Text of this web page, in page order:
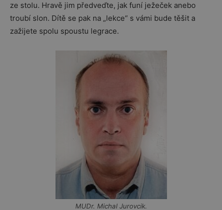
ze stolu. Hravě jim předveďte, jak funí ježeček anebo
troubí slon. Dítě se pak na „lekce“ s vámi bude těšit a
zažijete spolu spoustu legrace.
MUDr. Michal Jurovcik.